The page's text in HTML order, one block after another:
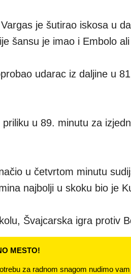
je šutirao iskosa u
šansu je imao i Embolo
udarac iz daljine u
u 89. minutu za
u četvrtom minutu
najbolji u skoku bio je
Švajcarska igra protiv
MESTO!
za radnom snagom nudimo